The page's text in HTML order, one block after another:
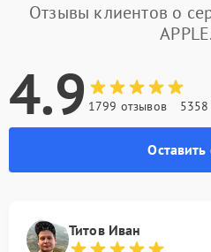
Отзывы клиентов о
4.9 1799 отзывов
Оставить
Титов Иван